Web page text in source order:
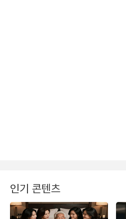
인기 콘텐츠